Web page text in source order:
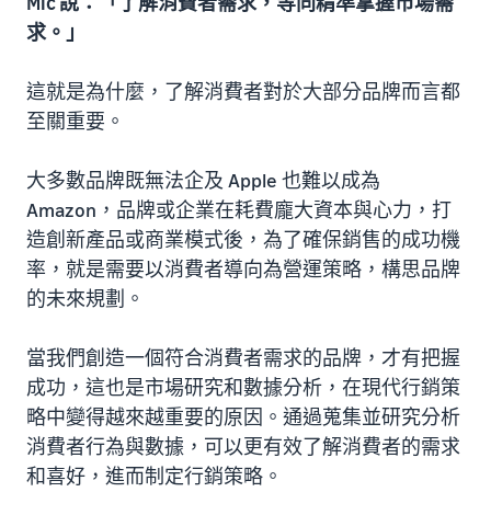
求。」
這就是為什麼，了解消費者對於大部分品牌而言都
至關重要。
大多數品牌既無法企及 Apple 也難以成為
Amazon，品牌或企業在耗費龐大資本與心力，打
造創新產品或商業模式後，為了確保銷售的成功機
率，就是需要以消費者導向為營運策略，構思品牌
的未來規劃。
當我們創造一個符合消費者需求的品牌，才有把握
成功，這也是市場研究和數據分析，在現代行銷策
略中變得越來越重要的原因。通過蒐集並研究分析
消費者行為與數據，可以更有效了解消費者的需求
和喜好，進而制定行銷策略。